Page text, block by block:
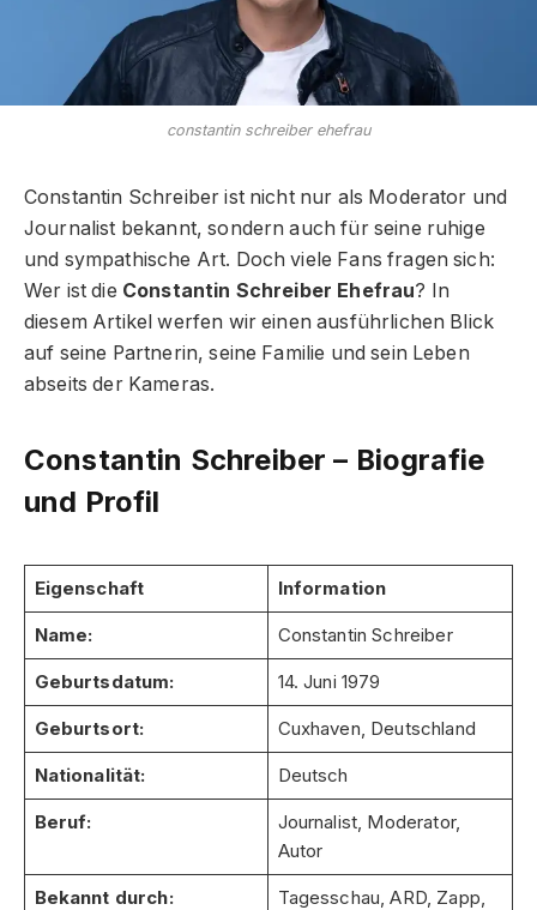
constantin schreiber ehefrau
Constantin Schreiber ist nicht nur als Moderator und
Journalist bekannt, sondern auch für seine ruhige
und sympathische Art. Doch viele Fans fragen sich:
Wer ist die Constantin Schreiber Ehefrau? In
diesem Artikel werfen wir einen ausführlichen Blick
auf seine Partnerin, seine Familie und sein Leben
abseits der Kameras.
Constantin Schreiber – Biografie
und Profil
Eigenschaft Information
Name: Constantin Schreiber
Geburtsdatum: 14. Juni 1979
Geburtsort: Cuxhaven, Deutschland
Nationalität: Deutsch
Beruf:
Journalist, Moderator,
Autor
Bekannt durch:
Tagesschau, ARD, Zapp,